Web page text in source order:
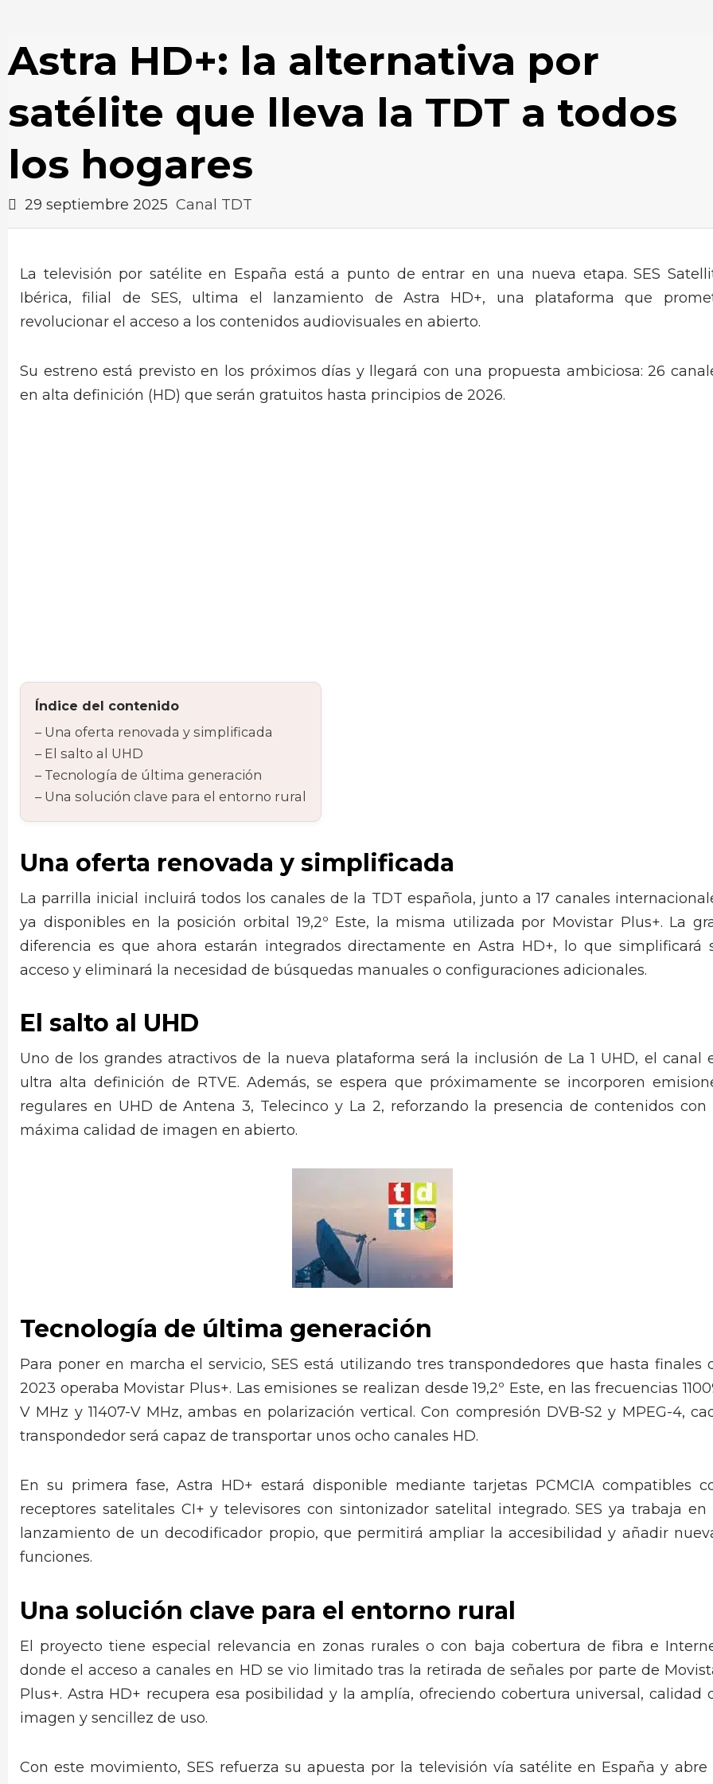
Astra HD+: la alternativa por
satélite que lleva la TDT a todos
los hogares
29 septiembre 2025 Canal TDT
La televisión por satélite en España está a punto de entrar en una nueva etapa. SES
Ibérica, filial de SES, ultima el lanzamiento de Astra HD+, una plataforma que
revolucionar el acceso a los contenidos audiovisuales en abierto.
Su estreno está previsto en los próximos días y llegará con una propuesta ambiciosa: 26
en alta definición (HD) que serán gratuitos hasta principios de 2026.
Índice del contenido
Una oferta renovada y simplificada
El salto al UHD
Tecnología de última generación
Una solución clave para el entorno rural
Una oferta renovada y simplificada
La parrilla inicial incluirá todos los canales de la TDT española, junto a 17 canales
ya disponibles en la posición orbital 19,2º Este, la misma utilizada por Movistar Plus+. La
diferencia es que ahora estarán integrados directamente en Astra HD+, lo que simplificará
acceso y eliminará la necesidad de búsquedas manuales o configuraciones adicionales.
El salto al UHD
Uno de los grandes atractivos de la nueva plataforma será la inclusión de La 1 UHD, el canal
ultra alta definición de RTVE. Además, se espera que próximamente se incorporen
regulares en UHD de Antena 3, Telecinco y La 2, reforzando la presencia de contenidos con
máxima calidad de imagen en abierto.
Tecnología de última generación
Para poner en marcha el servicio, SES está utilizando tres transpondedores que hasta finales
2023 operaba Movistar Plus+. Las emisiones se realizan desde 19,2º Este, en las frecuencias
V MHz y 11407-V MHz, ambas en polarización vertical. Con compresión DVB-S2 y MPEG-4,
transpondedor será capaz de transportar unos ocho canales HD.
En su primera fase, Astra HD+ estará disponible mediante tarjetas PCMCIA compatibles
receptores satelitales CI+ y televisores con sintonizador satelital integrado. SES ya trabaja en
lanzamiento de un decodificador propio, que permitirá ampliar la accesibilidad y añadir
funciones.
Una solución clave para el entorno rural
El proyecto tiene especial relevancia en zonas rurales o con baja cobertura de fibra e
donde el acceso a canales en HD se vio limitado tras la retirada de señales por parte de
Plus+. Astra HD+ recupera esa posibilidad y la amplía, ofreciendo cobertura universal, calidad
imagen y sencillez de uso.
Con este movimiento, SES refuerza su apuesta por la televisión vía satélite en España y abre